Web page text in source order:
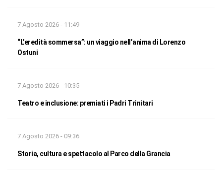
7 Agosto 2026 - 11:49
“L’eredità sommersa”: un viaggio nell’anima di Lorenzo
Ostuni
7 Agosto 2026 - 10:35
Teatro e inclusione: premiati i Padri Trinitari
7 Agosto 2026 - 09:36
Storia, cultura e spettacolo al Parco della Grancia